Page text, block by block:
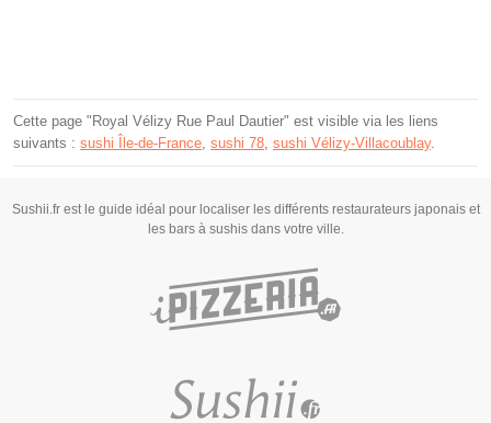
Cette page "Royal Vélizy Rue Paul Dautier" est visible via les liens
suivants : sushi Île-de-France sushi 78 sushi Vélizy-Villacoublay.
Sushii.fr est le guide idéal pour localiser les différents restaurateurs japonais et
les bars à sushis dans votre ville.